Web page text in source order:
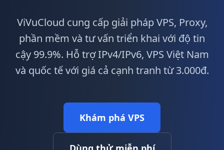
ViVuCloud cung cấp giải pháp VPS, Proxy,
phần mềm và tư vấn triển khai với độ tin
cậy 99.9%. Hỗ trợ IPv4/IPv6, VPS Việt Nam
và quốc tế với giá cả cạnh tranh từ 3.000đ.
Khám phá VPS